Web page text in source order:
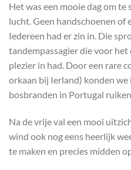
Het was een mooie dag om
lucht. Geen handschoenen of
Iedereen had er zin in. Die
tandempassagier die voor
plezier in had. Door een rare
orkaan bij Ierland) konden we
bosbranden in Portugal
Na de vrije val een mooi
wind ook nog eens heerlijk
te maken en precies midden